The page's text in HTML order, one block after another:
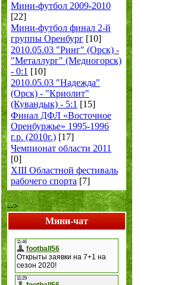
Мини-футбол 2009-2010
[22]
Мини-футбол финал 2-й
группы Оренбург [10]
2010.05.03 "Ринг" (Орск) -
"Металлург" (Медногорск)
- 0:1 [10]
2010.05.03 "Надежда"
(Орск) - "Криолит"
(Кувандык) - 5:1 [15]
Финал ДФЛ «Восточное
Оренбуржье» 1995-1996
г.р. (2010г.) [17]
Чемпионат области 2011
[0]
XIII Областной фестиваль
рабочего спорта [7]
-->
Мини-чат